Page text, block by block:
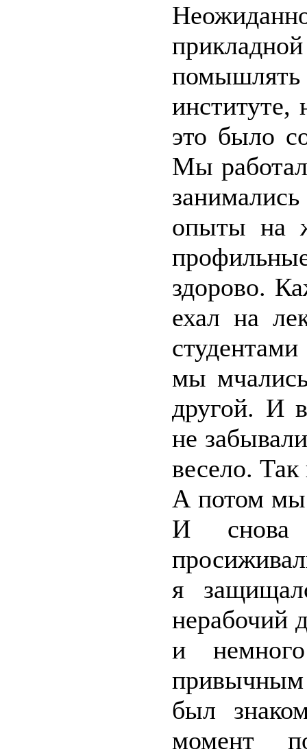
институте,
это было
Мы
опыты на
здорово.
ехал на
мы
другой. И
не
весело. Так
А потом мы
И снова
я
нерабочий
и
привычным
был
момент